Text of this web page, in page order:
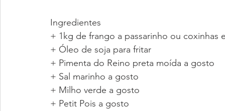
Ingredientes
+ 1kg de frango a passarinho ou coxinhas
+ Óleo de soja para fritar
+ Pimenta do Reino preta moída a gosto
+ Sal marinho a gosto
+ Milho verde a gosto
+ Petit Pois a gosto